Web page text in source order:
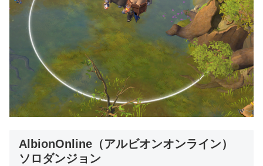
AlbionOnline（アルビオンオンライン）
ソロダンジョン